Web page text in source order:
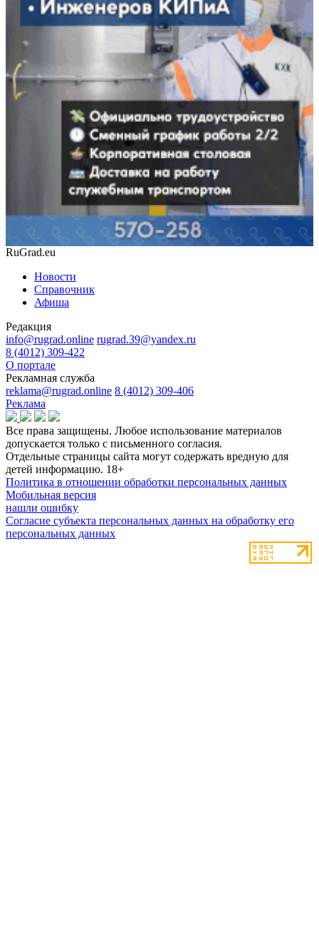
RuGrad.eu
Новости
Справочник
Афиша
Редакция
info@rugrad.online rugrad.39@yandex.ru
8 (4012) 309-422
О портале
Рекламная служба
reklama@rugrad.online 8 (4012) 309-406
Реклама
Все права защищены. Любое использование материалов
допускается только с письменного согласия.
Отдельные страницы сайта могут содержать вредную для
детей информацию. 18+
Политика в отношении обработки персональных данных
Мобильная версия
нашли ошибку
Согласие субъекта персональных данных на обработку его
персональных данных